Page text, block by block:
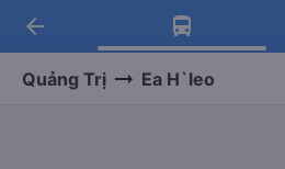
Tải app Vexere
Nhận ưu đãi thành viên
Tải app Vexere
-30k/ghế khi đặt vé
arrow_back
Quảng Trị Ea H`leo